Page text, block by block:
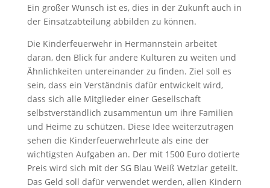
Ein großer Wunsch ist es, dies in der Zukunft auch in
der Einsatzabteilung abbilden zu können.
Die Kinderfeuerwehr in Hermannstein arbeitet
daran, den Blick für andere Kulturen zu weiten und
Ähnlichkeiten untereinander zu finden. Ziel soll es
sein, dass ein Verständnis dafür entwickelt wird,
dass sich alle Mitglieder einer Gesellschaft
selbstverständlich zusammentun um ihre Familien
und Heime zu schützen. Diese Idee weiterzutragen
sehen die Kinderfeuerwehrleute als eine der
wichtigsten Aufgaben an. Der mit 1500 Euro dotierte
Preis wird sich mit der SG Blau Weiß Wetzlar geteilt.
Das Geld soll dafür verwendet werden, allen Kindern